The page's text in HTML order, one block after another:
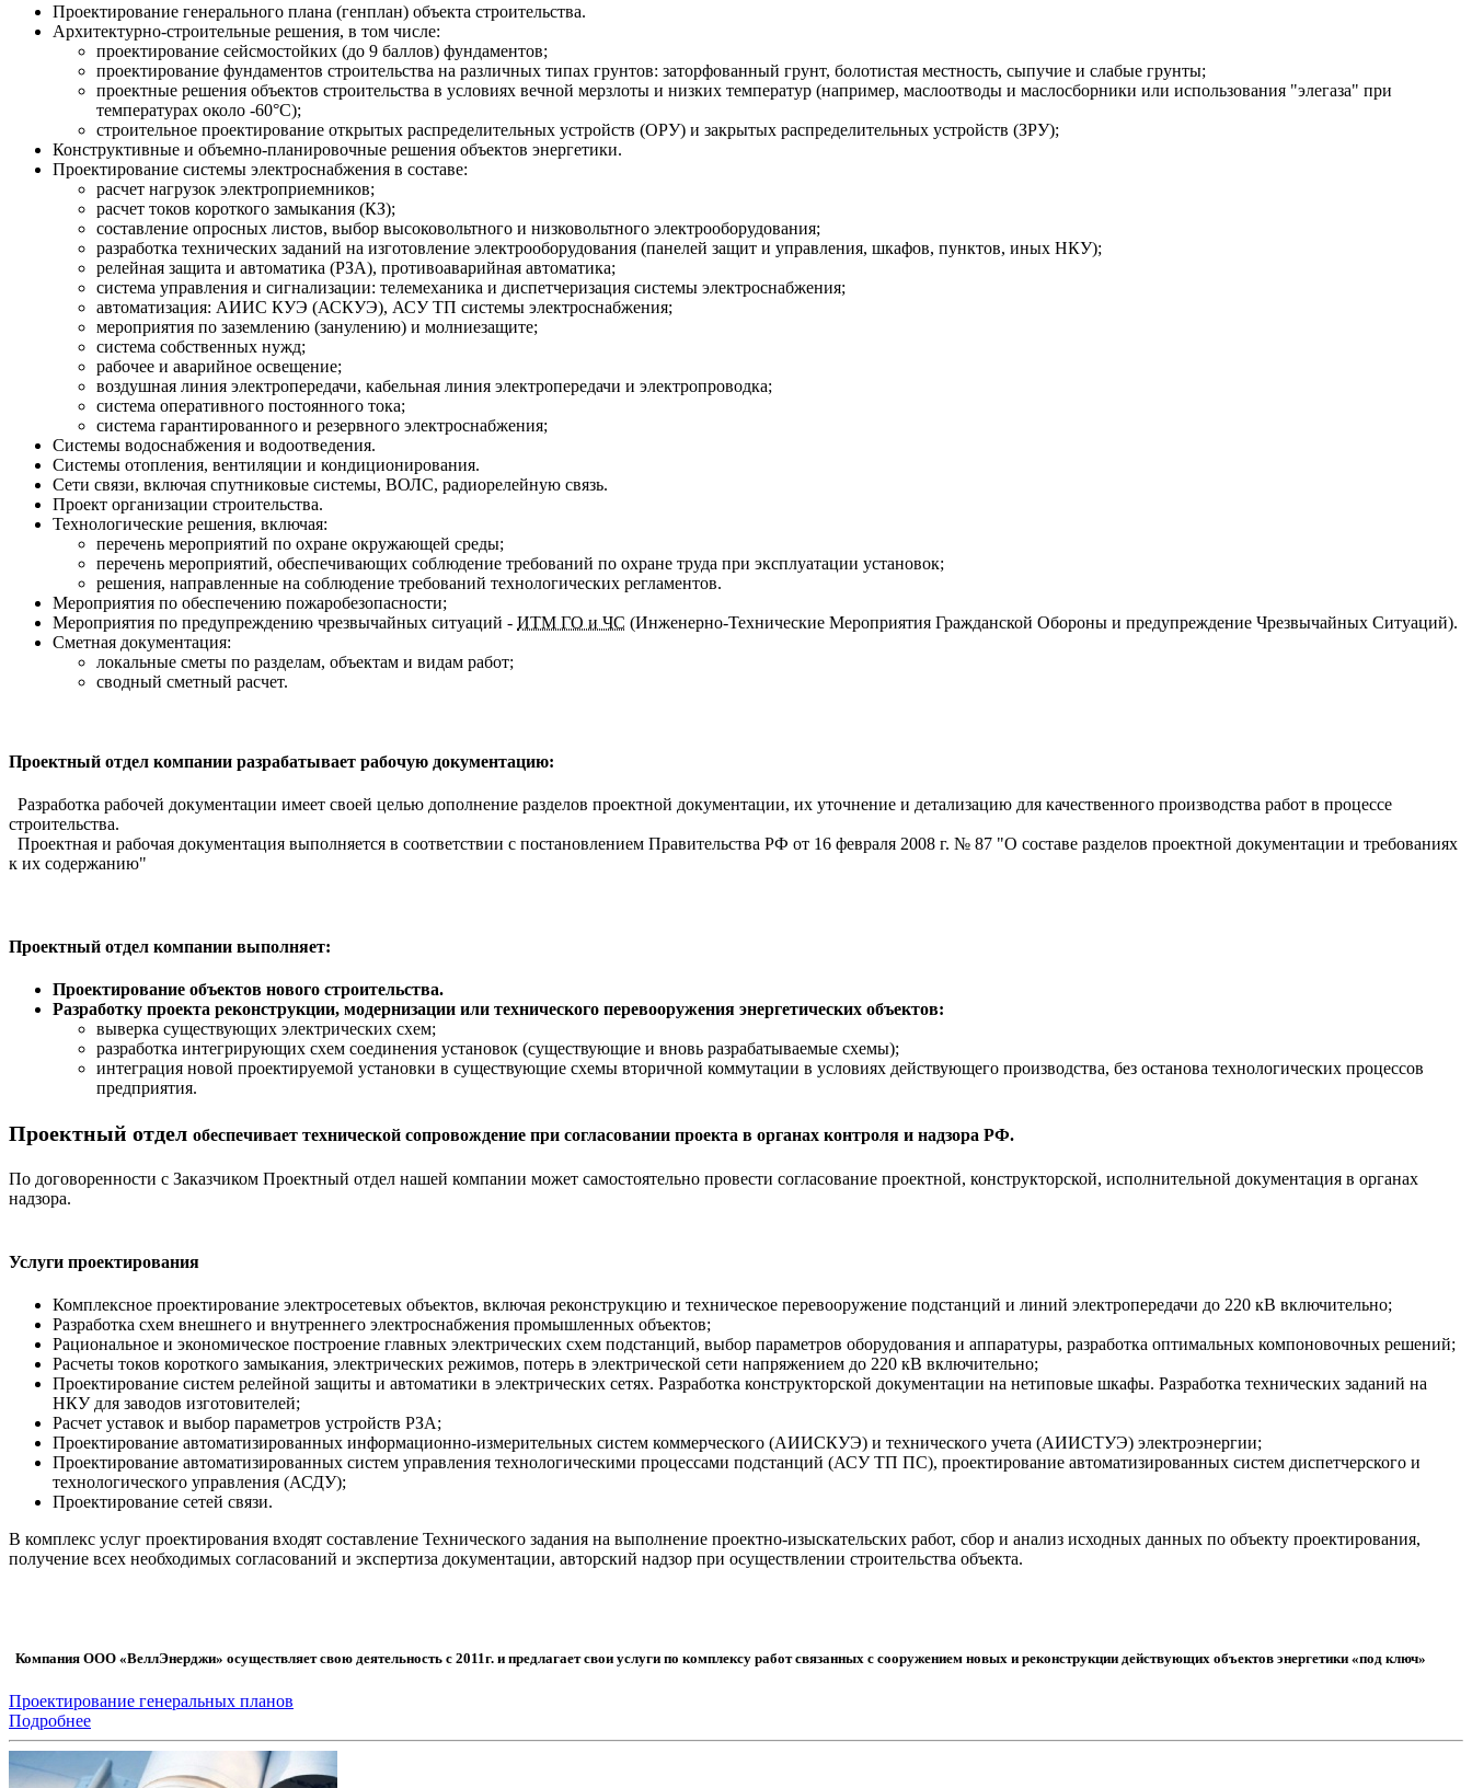
Проектирование генерального плана (генплан) объекта строительства.
Архитектурно-строительные решения, в том числе:
проектирование сейсмостойких (до 9 баллов) фундаментов;
проектирование фундаментов строительства на различных типах грунтов: заторфованный грунт, болотистая местность, сыпучие и слабые грунты;
проектные решения объектов строительства в условиях вечной мерзлоты и низких температур (например, маслоотводы и маслосборники или использования "элегаза" при
температурах около -60°С);
строительное проектирование открытых распределительных устройств (ОРУ) и закрытых распределительных устройств (ЗРУ);
Конструктивные и объемно-планировочные решения объектов энергетики.
Проектирование системы электроснабжения в составе:
расчет нагрузок электроприемников;
расчет токов короткого замыкания (КЗ);
составление опросных листов, выбор высоковольтного и низковольтного электрооборудования;
разработка технических заданий на изготовление электрооборудования (панелей защит и управления, шкафов, пунктов, иных НКУ);
релейная защита и автоматика (РЗА), противоаварийная автоматика;
система управления и сигнализации: телемеханика и диспетчеризация системы электроснабжения;
автоматизация: АИИС КУЭ (АСКУЭ), АСУ ТП системы электроснабжения;
мероприятия по заземлению (занулению) и молниезащите;
система собственных нужд;
рабочее и аварийное освещение;
воздушная линия электропередачи, кабельная линия электропередачи и электропроводка;
система оперативного постоянного тока;
система гарантированного и резервного электроснабжения;
Системы водоснабжения и водоотведения.
Системы отопления, вентиляции и кондиционирования.
Сети связи, включая спутниковые системы, ВОЛС, радиорелейную связь.
Проект организации строительства.
Технологические решения, включая:
перечень мероприятий по охране окружающей среды;
перечень мероприятий, обеспечивающих соблюдение требований по охране труда при эксплуатации установок;
решения, направленные на соблюдение требований технологических регламентов.
Мероприятия по обеспечению пожаробезопасности;
Мероприятия по предупреждению чрезвычайных ситуаций - ИТМ ГО и ЧС (Инженерно-Технические Мероприятия Гражданской Обороны и предупреждение Чрезвычайных Ситуаций).
Сметная документация:
локальные сметы по разделам, объектам и видам работ;
сводный сметный расчет.
Проектный отдел компании разрабатывает рабочую документацию:
Разработка рабочей документации имеет своей целью дополнение разделов проектной документации, их уточнение и детализацию для качественного производства работ в процессе
строительства.
Проектная и рабочая документация выполняется в соответствии с постановлением Правительства РФ от 16 февраля 2008 г. № 87 "О составе разделов проектной документации и требованиях
к их содержанию"
Проектный отдел компании выполняет:
Проектирование объектов нового строительства.
Разработку проекта реконструкции, модернизации или технического перевооружения энергетических объектов:
выверка существующих электрических схем;
разработка интегрирующих схем соединения установок (существующие и вновь разрабатываемые схемы);
интеграция новой проектируемой установки в существующие схемы вторичной коммутации в условиях действующего производства, без останова технологических процессов
предприятия.
Проектный отдел обеспечивает технической сопровождение при согласовании проекта в органах контроля и надзора РФ.
По договоренности с Заказчиком Проектный отдел нашей компании может самостоятельно провести согласование проектной, конструкторской, исполнительной документация в органах
надзора.
Услуги проектирования
Комплексное проектирование электросетевых объектов, включая реконструкцию и техническое перевооружение подстанций и линий электропередачи до 220 кВ включительно;
Разработка схем внешнего и внутреннего электроснабжения промышленных объектов;
Рациональное и экономическое построение главных электрических схем подстанций, выбор параметров оборудования и аппаратуры, разработка оптимальных компоновочных решений;
Расчеты токов короткого замыкания, электрических режимов, потерь в электрической сети напряжением до 220 кВ включительно;
Проектирование систем релейной защиты и автоматики в электрических сетях. Разработка конструкторской документации на нетиповые шкафы. Разработка технических заданий на
НКУ для заводов изготовителей;
Расчет уставок и выбор параметров устройств РЗА;
Проектирование автоматизированных информационно-измерительных систем коммерческого (АИИСКУЭ) и технического учета (АИИСТУЭ) электроэнергии;
Проектирование автоматизированных систем управления технологическими процессами подстанций (АСУ ТП ПС), проектирование автоматизированных систем диспетчерского и
технологического управления (АСДУ);
Проектирование сетей связи.
В комплекс услуг проектирования входят составление Технического задания на выполнение проектно-изыскательских работ, сбор и анализ исходных данных по объекту проектирования,
получение всех необходимых согласований и экспертиза документации, авторский надзор при осуществлении строительства объекта.
Компания ООО «ВеллЭнерджи» осуществляет свою деятельность с 2011г. и предлагает свои услуги по комплексу работ связанных с сооружением новых и реконструкции действующих объектов энергетики «под ключ»
Проектирование генеральных планов
Подробнее